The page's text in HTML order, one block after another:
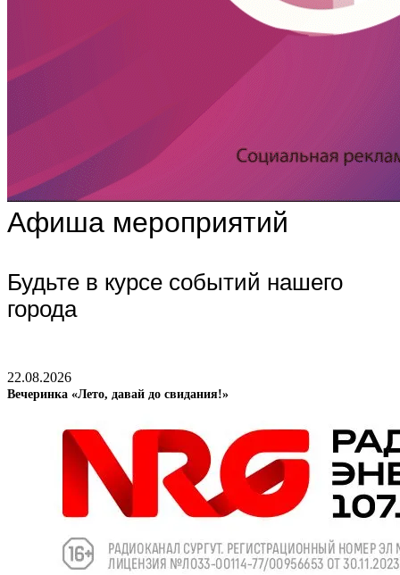
Афиша мероприятий
Будьте в курсе событий нашего
города
22.08.2026
Вечеринка «Лето, давай до свидания!»